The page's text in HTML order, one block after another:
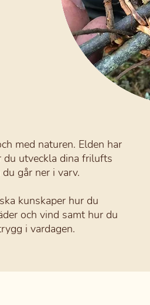
med naturen. Elden har
du utveckla dina frilufts
går ner i varv.
kunskaper hur du
och vind samt hur du
i vardagen.